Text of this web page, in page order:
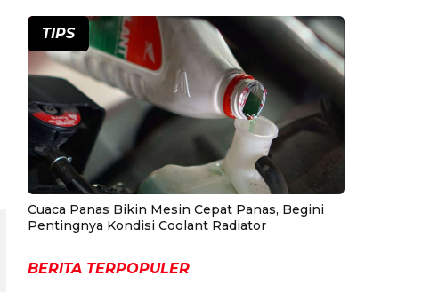
TIPS
Cuaca Panas Bikin Mesin Cepat Panas, Begini
Pentingnya Kondisi Coolant Radiator
BERITA TERPOPULER